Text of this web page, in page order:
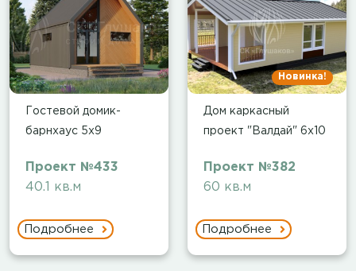
Гостевой домик-
барнхаус 5х9
Проект №433
40.1 кв.м
Подробнее
Новинка!
Дом каркасный
проект "Валдай" 6х10
Проект №382
60 кв.м
Подробнее